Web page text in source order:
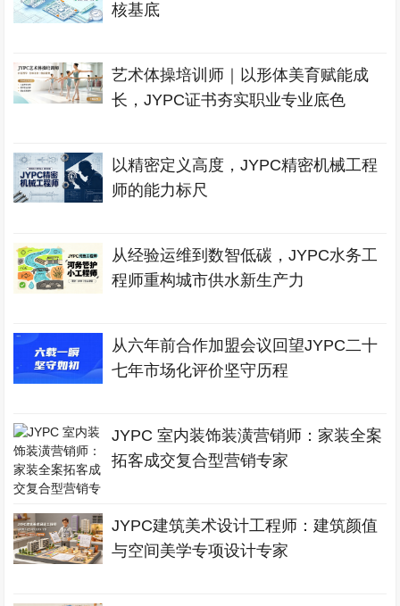
核基底
艺术体操培训师｜以形体美育赋能成
长，JYPC证书夯实职业专业底色
以精密定义高度，JYPC精密机械工程
师的能力标尺
从经验运维到数智低碳，JYPC水务工
程师重构城市供水新生产力
从六年前合作加盟会议回望JYPC二十
七年市场化评价坚守历程
JYPC 室内装饰装潢营销师：家装全案
拓客成交复合型营销专家
JYPC建筑美术设计工程师：建筑颜值
与空间美学专项设计专家